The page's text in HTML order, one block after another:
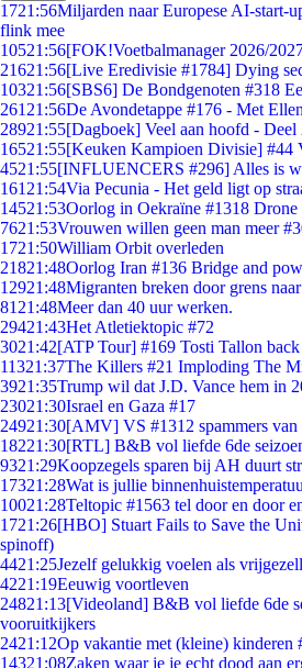
1721:56Miljarden naar Europese AI-start-
flink mee
10521:56[FOK!Voetbalmanager 2026/
21621:56[Live Eredivisie #1784] Dying
10321:56[SBS6] De Bondgenoten #318
261 21:56De Avondetappe #176 - Met
28921:55[Dagboek] Veel aan hoofd - Deel
16521:55[Keuken Kampioen Divisie] #44
4521:55[INFLUENCERS #296] Alles is
161 21:54Via Pecunia - Het geld ligt op
14521:53Oorlog in Oekraïne #1318 Drone
7621:53Vrouwen willen geen man meer
1721:50William Orbit overleden
21821:48Oorlog Iran #136 Bridge and
12921:48Migranten breken door grens
81 21:48Meer dan 40 uur werken.
29421:43Het Atletiektopic #72
3021:42[ATP Tour] #169 Tosti Tallon
11321:37The Killers #21 Imploding The
3921:35Trump wil dat J.D. Vance hem in
23021:30Israel en Gaza #17
24921:30[AMV] VS #1312 spammers van
18221:30[RTL] B&B vol liefde 6de
9321:29Koopzegels sparen bij AH duurt
17321:28Wat is jullie
10021:28Teltopic #1563 tel door en door
1721:26[HBO] Stuart Fails to Save the
spinoff)
4421:25Jezelf gelukkig voelen als
4221:19Eeuwig voortleven
24821:13[Videoland] B&B vol liefde 6de
vooruitkijkers
2421:12Op vakantie met (kleine) kinderen
14321:08Zaken waar je je echt dood aan